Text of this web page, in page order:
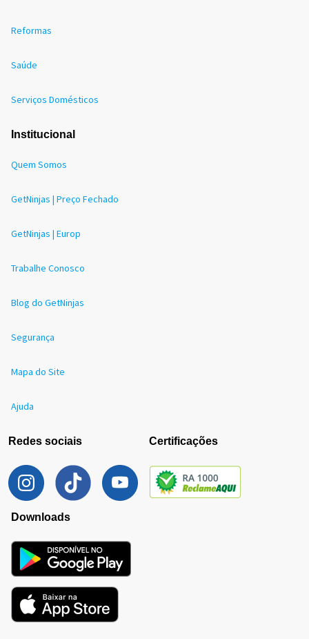
Reformas
Saúde
Serviços Domésticos
Institucional
Quem Somos
GetNinjas | Preço Fechado
GetNinjas | Europ
Trabalhe Conosco
Blog do GetNinjas
Segurança
Mapa do Site
Ajuda
Redes sociais Certificações
Downloads